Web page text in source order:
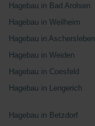
Hagebau in Bad Arolsen
Hagebau in Weilheim
Hagebau in Aschersleben
Hagebau in Weiden
Hagebau in Coesfeld
Hagebau in Lengerich
Hagebau in Betzdorf